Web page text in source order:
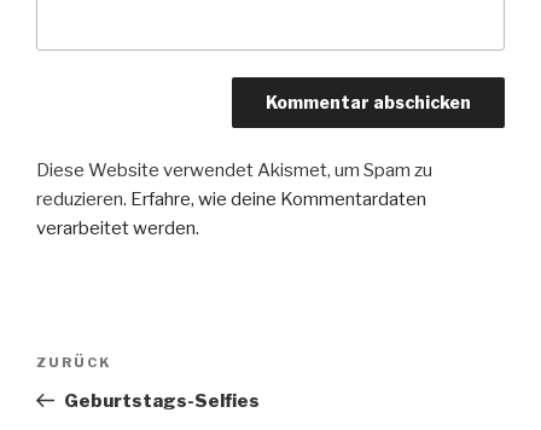
Diese Website verwendet Akismet, um Spam zu
reduzieren. Erfahre, wie deine Kommentardaten
verarbeitet werden.
Beitragsnavigation
Vorheriger
Beitrag
ZURÜCK
Geburtstags-Selfies